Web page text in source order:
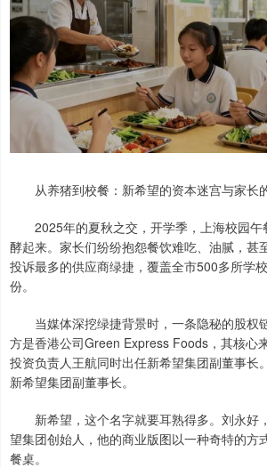
从养猪到校餐：新希望的资本迷宫与家长
2025年的夏秋之交，开学季，上海校园午
酵起来。家长们纷纷抱怨餐饮难吃、油腻，甚
投诉最多的供应商绿捷，覆盖全市500多所学
份。
当媒体深挖绿捷背景时，一条隐秘的股权
方是香港公司Green Express Foods，其核心
投资负责人王航同时出任新希望集团副董事长
新希望集团副董事长。
新希望，这个名字就要耳熟得多。刘永好
望集团创始人，他的商业版图以一种奇特的方
餐桌。